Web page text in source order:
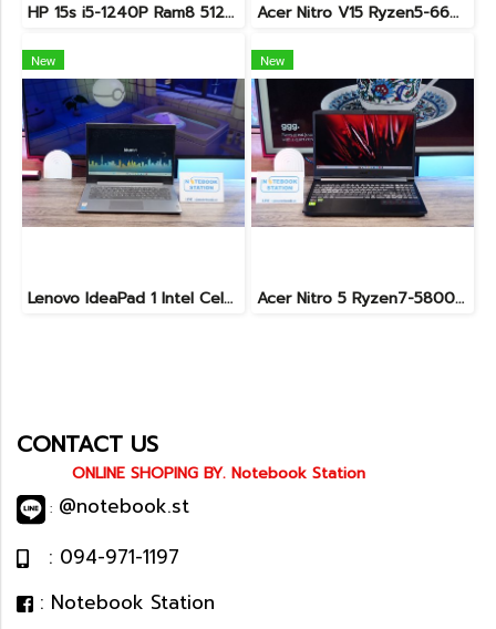
HP 15s i5-1240P Ram8 512GB M.2 จอ15.6นิ้ว FHD IPS สเปคดี ทำงานเก่ง จอใหญ่ มีแป้นตัวเลขแยก ดีไซน์เรียบหรูบางเบา พร้อมใช้งานเพียง 11,990.-เท่านั้น Acer Nitro V15 Ryzen5-6600H RTX2050(4GB) RAM16 512GB SSD จอ15.6นิ้ว FHD 165Hz sRGB100% เกมมิ่งรุ่นใหม่ ดีไซน์เครื่องบาง สวยเท่ดูทันสมัย มีประกันศูนย์2028 ราคาสุดคุ้มเพียง 17,990.-
New
Lenovo IdeaPad 1 Intel Celeron N4020 Ram4 SSD256GB จอ14.0 HD หน้าจอเล็กเหมาะแก่การพกพา ใช้งานทั่วไป ราคาถูกมาก เพียง 3,900.- พร้อมใช้งาน(สินค้ามีตำหนิขายถูกประกันร้าน7วัน)
New
Acer Nitro 5 Ryzen7-5800H RTX-3060(6GB) Ram16 SSD512 จอ15.6 FHD 144Hz เกมมิ่งสเปคสูง เครื่องพร้อมใช้งาน ราคาสุดคุ้มเพียง 19,900.-
CONTACT US
ONLINE SHOPING BY. Notebook Station
: @notebook.st
: 094-971-1197
: Notebook Station